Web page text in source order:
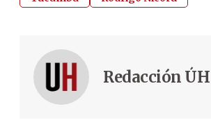
Redacción ÚH